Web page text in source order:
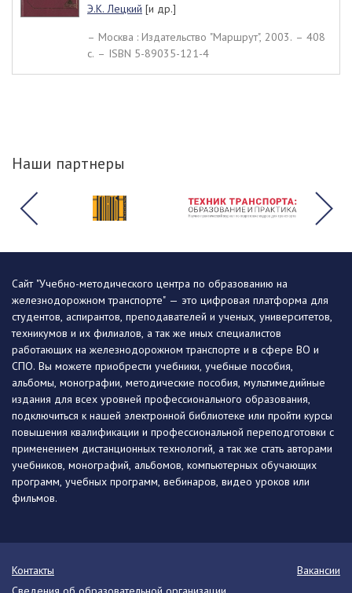
Э.К. Лецкий [и др.]
– Москва : Издательство "Маршрут", 2003. – 408
c. – ISBN 5-89035-121-4
Наши партнеры
Сайт "Учебно-методического центра по образованию на
железнодорожном транспорте" — это цифровая платформа для
студентов, аспирантов, преподавателей и ученых, университетов,
техникумов и их филиалов, а так же иных специалистов
работающих на железнодорожном транспорте и в сфере ВО и
СПО. Вы можете приобрести учебники, учебные пособия,
альбомы, монографии, методические пособия, мультимедийные
издания для всех уровней профессионального образования,
подключиться к нашей электронной библиотеке или пройти курсы
повышения квалификации и профессиональной переподготовки с
применением дистанционных технологий, а так же стать авторами
учебников, монографий, альбомов, компьютерных обучающих
программ, учебных программ, вебинаров, видео уроков или
фильмов.
Контакты
Вакансии